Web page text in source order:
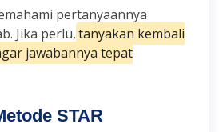
pertanyaannya
Jika perlu,tanyakan kembali
jawabannya tepat
STAR